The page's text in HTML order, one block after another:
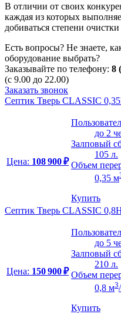
В отличии от своих
каждая из которых
добиваться степени
Есть вопросы? Не знаете,
оборудование выбрать?
Заказывайте по телефону: 8
(с 9.00 до 22.00)
Заказать звонок
Септик Тверь CLASSIC
Цена: 108 900 ₽
до 2
Залповый
105 л.
Объем
0,35 м
Купить
Септик Тверь CLASSIC
Цена: 150 900 ₽
до 5
Залповый
210 л.
Объем
0,8 м3
Купить